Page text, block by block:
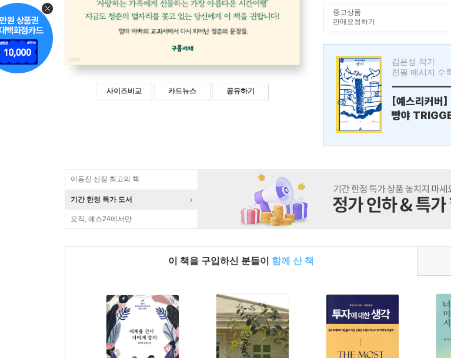
사이즈비교 카드뉴스 공유하기
중고상품
판매요청하기
김은성 작가
친필 메시지 수
[예스리커버]
빵야
이동진 선정 최고의 책
기간 한정 특가 도서
오직, 예스24에서만
이 책을 구입하신 분들이 함께 산 책